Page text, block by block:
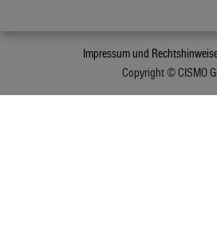
Impressum und
Copyright © CISMO